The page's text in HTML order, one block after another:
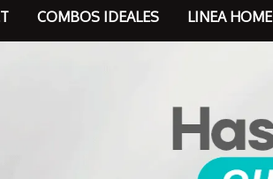
COMBOS IDEALES LINEA HOME